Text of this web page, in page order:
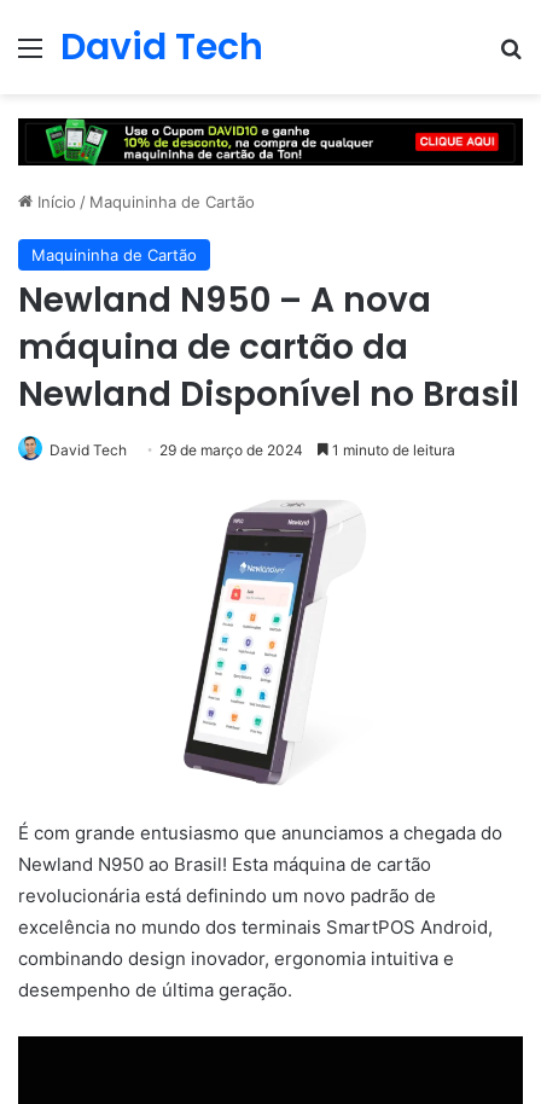
Menu
David Tech
Início / Maquininha de Cartão
Maquininha de Cartão
Newland N950 – A nova
máquina de cartão da
Newland Disponível no Brasil
David Tech 29 de março de 2024 1 minuto de leitura
É com grande entusiasmo que anunciamos a chegada do
Newland N950 ao Brasil! Esta máquina de cartão
revolucionária está definindo um novo padrão de
excelência no mundo dos terminais SmartPOS Android,
combinando design inovador, ergonomia intuitiva e
desempenho de última geração.